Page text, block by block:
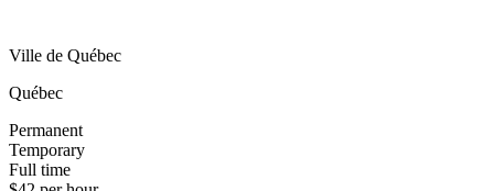
Ville de Québec
Québec
Permanent
Temporary
Full time